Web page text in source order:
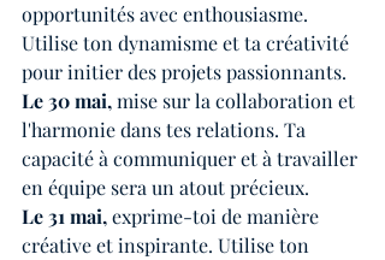
opportunités avec enthousiasme.
Utilise ton dynamisme et ta créativité
pour initier des projets passionnants.
Le 30 mai, mise sur la collaboration et
l'harmonie dans tes relations. Ta
capacité à communiquer et à travailler
en équipe sera un atout précieux.
Le 31 mai, exprime-toi de manière
créative et inspirante. Utilise ton